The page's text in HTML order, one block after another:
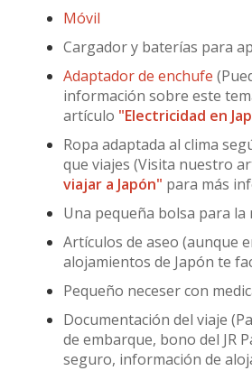
Móvil
Cargador y baterías para
Adaptador de enchufe
información sobre este
artículo "Electricidad en
Ropa adaptada al clima
que viajes (Visita nuestro
viajar a Japón" para más
Una pequeña bolsa para la
Artículos de aseo (aunque
alojamientos de Japón te
Pequeño neceser con
Documentación del viaje
de embarque, bono del JR
seguro, información de